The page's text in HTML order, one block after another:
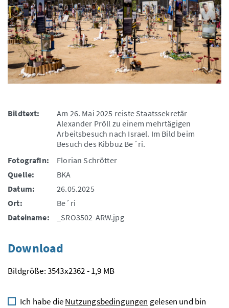
Bildtext:
Am 26. Mai 2025 reiste Staatssekretär
Alexander Pröll zu einem mehrtägigen
Arbeitsbesuch nach Israel. Im Bild beim
Besuch des Kibbuz Be´ri.
FotografIn:
Florian Schrötter
Quelle:
BKA
Datum:
26.05.2025
Ort:
Be´ri
Dateiname:
_SRO3502-ARW.jpg
Download
Bildgröße: 3543x2362 - 1,9 MB
Ich habe dieNutzungsbedingungen gelesen und bin